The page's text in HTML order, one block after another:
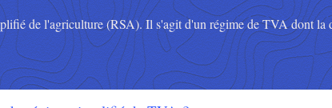
de l'agriculture (RSA). Il s'agit d'un régime de TVA dont la